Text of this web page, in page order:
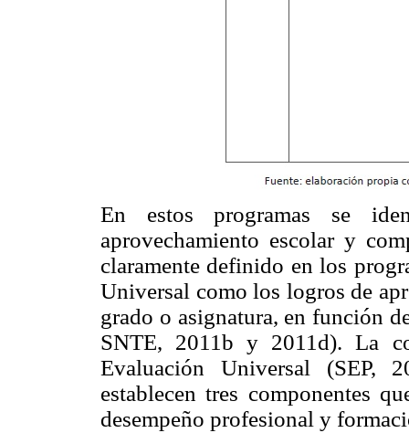
En estos programas se
aprovechamiento escolar y
claramente definido en los
Universal como los logros de
grado o asignatura, en función
SNTE, 2011b y 2011d). La
Evaluación Universal (SEP,
establecen tres componentes
desempeño profesional y